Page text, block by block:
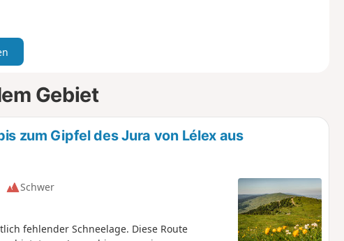
Gebiet
zum Gipfel des Jura von Lélex aus
Schwer
fehlender Schneelage. Diese Route